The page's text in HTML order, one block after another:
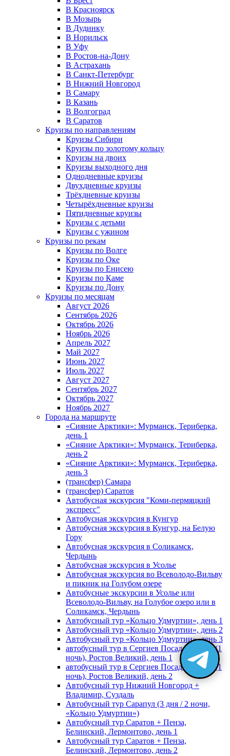
В Красноярск
В Мозырь
В Дудинку
В Норильск
В Уфу
В Ростов-на-Дону
В Астрахань
В Санкт-Петербург
В Нижний Новгород
В Самару
В Казань
В Волгоград
В Саратов
Круизы по направлениям
Круизы Сибири
Круизы по золотому кольцу
Круизы на двоих
Круизы выходного дня
Однодневные круизы
Двухдневные круизы
Трёхдневные круизы
Четырёхдневные круизы
Пятидневные круизы
Круизы с детьми
Круизы с ужином
Круизы по рекам
Круизы по Волге
Круизы по Оке
Круизы по Енисею
Круизы по Каме
Круизы по Дону
Круизы по месяцам
Август 2026
Сентябрь 2026
Октябрь 2026
Ноябрь 2026
Апрель 2027
Май 2027
Июнь 2027
Июль 2027
Август 2027
Сентябрь 2027
Октябрь 2027
Ноябрь 2027
Города на маршруте
«Сияние Арктики»: Мурманск, Териберка,
день 1
«Сияние Арктики»: Мурманск, Териберка,
день 2
«Сияние Арктики»: Мурманск, Териберка,
день 3
(трансфер) Самара
(трансфер) Саратов
Автобусная экскурсия "Коми-пермяцкий
экспресс"
Автобусная экскурсия в Кунгур
Автобусная экскурсия в Кунгур, на Белую
Гору
Автобусная экскурсия в Соликамск,
Чердынь
Автобусная экскурсия в Усолье
Автобусная экскурсия во Всеволодо-Вильву
и пикник на Голубом озере
Автобусные экскурсии в Усолье или
Всеволодо-Вильву, на Голубое озеро или в
Соликамск, Чердынь
Автобусный тур «Кольцо Удмуртии», день 1
Автобусный тур «Кольцо Удмуртии», день 2
Автобусный тур «Кольцо Удмуртии», день 3
автобусный тур в Сергиев Посад, Москву (1
ночь), Ростов Великий, день 1
автобусный тур в Сергиев Посад, Москву (1
ночь), Ростов Великий, день 2
Автобусный тур Нижний Новгород +
Владимир, Суздаль
Автобусный тур Сарапул (3 дня / 2 ночи,
«Кольцо Удмуртии»)
Автобусный тур Саратов + Пенза,
Белинский, Лермонтово, день 1
Автобусный тур Саратов + Пенза,
Белинский, Лермонтово, день 2